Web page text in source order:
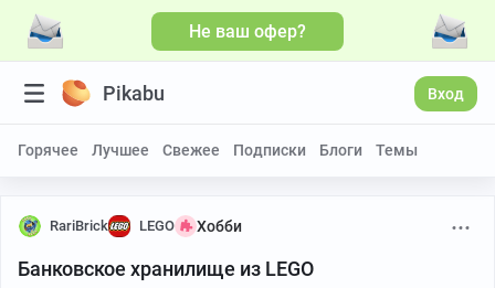
Не ваш офер?
Pikabu Вход
Горячее Лучшее Свежее Подписки Блоги Темы
RariBrick LEGO Хобби
Банковское хранилище из LEGO
Больше видео